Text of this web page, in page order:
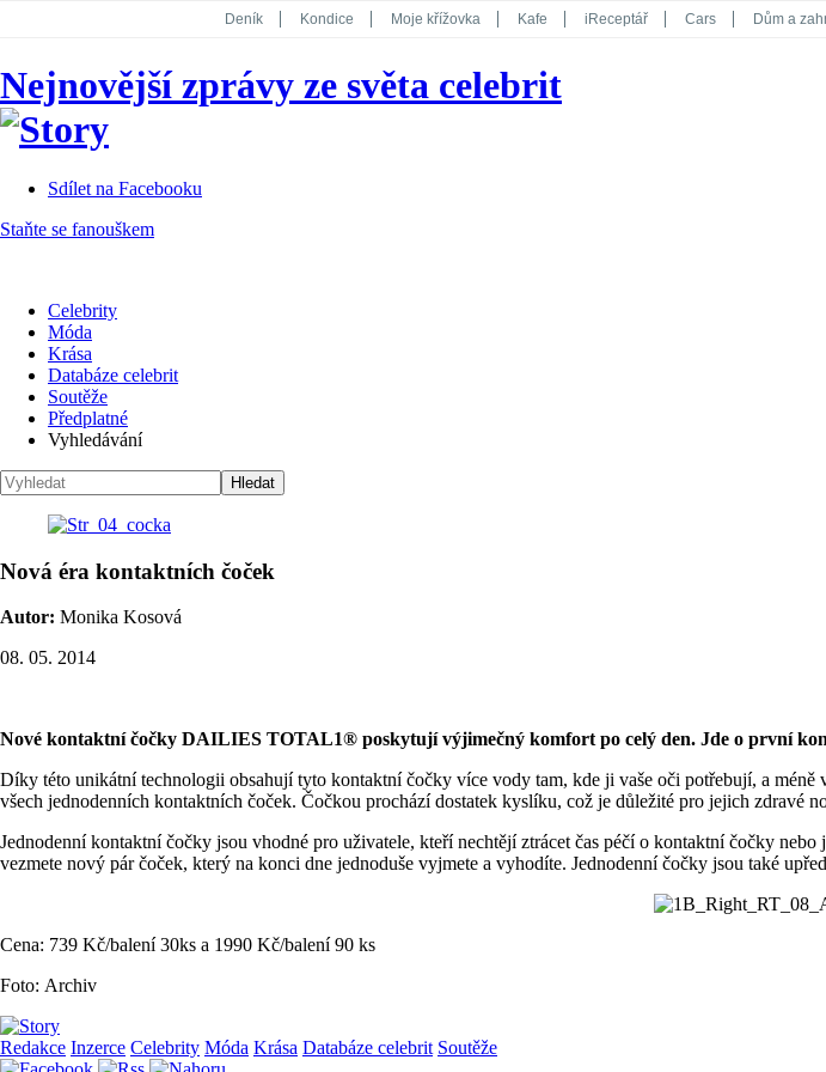
Deník Kondice Moje křížovka Kafe iReceptář Cars Dům a
Koktejl
Nejnovější zprávy ze světa celebrit
Sdílet na Facebooku
Staňte se fanouškem
Celebrity
Móda
Krása
Databáze celebrit
Soutěže
Předplatné
Vyhledávání
Nová éra kontaktních čoček
Autor: Monika Kosová
08. 05. 2014
Nové kontaktní čočky DAILIES TOTAL1® poskytují výjimečný komfort po celý den. Jde o první
Díky této unikátní technologii obsahují tyto kontaktní čočky více vody tam, kde ji vaše oči potřebují, a
všech jednodenních kontaktních čoček. Čočkou prochází dostatek kyslíku, což je důležité pro jejich zdravé
Jednodenní kontaktní čočky jsou vhodné pro uživatele, kteří nechtějí ztrácet čas péčí o kontaktní čočky
vezmete nový pár čoček, který na konci dne jednoduše vyjmete a vyhodíte. Jednodenní čočky jsou také
Cena: 739 Kč/balení 30ks a 1990 Kč/balení 90 ks
Foto: Archiv
Redakce Inzerce Celebrity Móda Krása Databáze celebrit Soutěže